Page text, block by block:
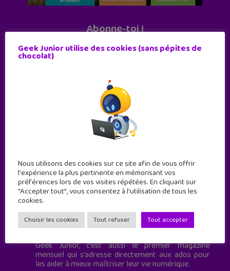
Abonne-toi !
11 numéros par an
Geek Junior est le premier site de culture numérique
à destination des adolescents.
Geek Junior, c’est aussi le premier magazine
mensuel qui s’adresse directement aux ados pour
les aider à mieux maîtriser leur vie numérique.
Geek Junior utilise des cookies (sans pépites de
chocolat)
Nous utilisons des cookies sur ce site afin de vous offrir
l'expérience la plus pertinente en mémorisant vos
préférences lors de vos visites répétées. En cliquant sur
"Accepter tout", vous consentez à l'utilisation de tous les
cookies.
Choisir les cookies Tout refuser Tout accepter